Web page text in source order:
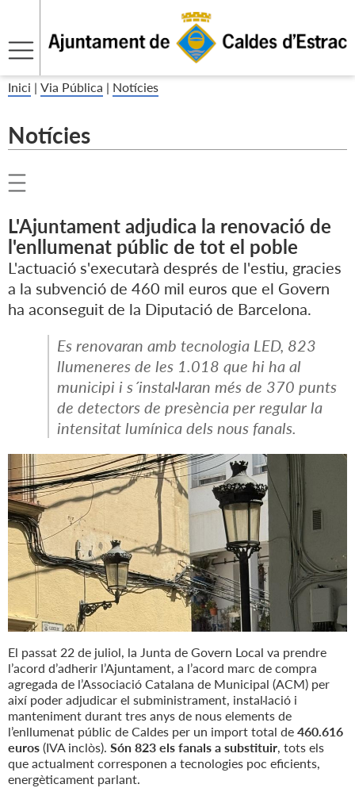
Inici | Via Pública | Notícies
Notícies
L'Ajuntament adjudica la renovació de
l'enllumenat públic de tot el poble
L'actuació s'executarà després de l'estiu, gracies
a la subvenció de 460 mil euros que el Govern
ha aconseguit de la Diputació de Barcelona.
Es renovaran amb tecnologia LED, 823
llumeneres de les 1.018 que hi ha al
municipi i s´instal·laran més de 370 punts
de detectors de presència per regular la
intensitat lumínica dels nous fanals.
El passat 22 de juliol, la Junta de Govern Local va prendre
l’acord d’adherir l’Ajuntament, a l’acord marc de compra
agregada de l’Associació Catalana de Municipal (ACM) per
així poder adjudicar el subministrament, instal·lació i
manteniment durant tres anys de nous elements de
l’enllumenat públic de Caldes per un import total de 460.616
euros (IVA inclòs). Són 823 els fanals a substituir, tots els
que actualment corresponen a tecnologies poc eficients,
energèticament parlant.